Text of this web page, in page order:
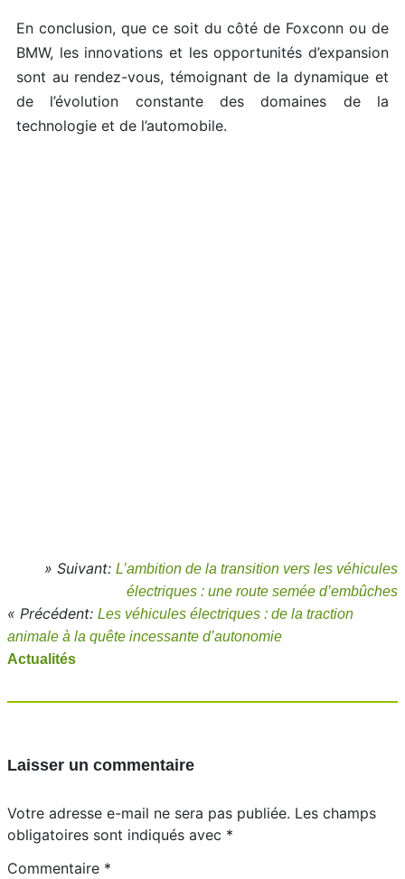
En conclusion, que ce soit du côté de Foxconn ou de
BMW, les innovations et les opportunités d’expansion
sont au rendez-vous, témoignant de la dynamique et
de l’évolution constante des domaines de la
technologie et de l’automobile.
» Suivant: L’ambition de la transition vers les véhicules
électriques : une route semée d’embûches
« Précédent: Les véhicules électriques : de la traction
animale à la quête incessante d’autonomie
Actualités
Laisser un commentaire
Votre adresse e-mail ne sera pas publiée. Les champs
obligatoires sont indiqués avec *
Commentaire *